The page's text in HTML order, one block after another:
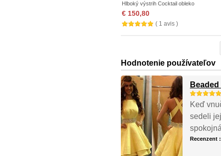
Hlboký výstrih Cocktail obleko
€ 150,80
( 1 avis )
Hodnotenie používateľov
Keď
sedeli
Recenzent